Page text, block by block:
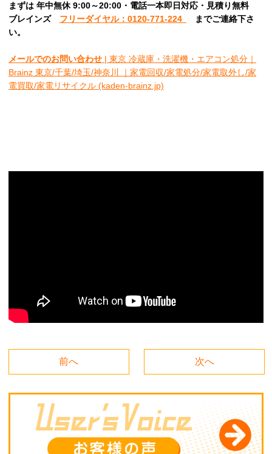
まずは 年中無休 9:00～20:00・電話一本即日対応・見積り無料
ブレインズ フリーダイヤル：0120-771-224 までご連絡下さ
い。
メールでのお問い合わせ | 東京 冷蔵庫・洗濯機・エアコン処分｜
Brainz 東京/千葉/埼玉/神奈川 ｜家電回収/家電処分/家電取外し/家
電買取/家電リサイクル (kaden-brainz.jp)
前へ 次へ